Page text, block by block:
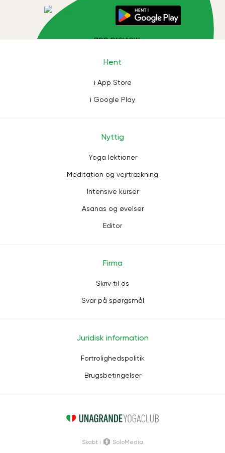
Hent
i App Store
i Google Play
Nyttig
Yoga lektioner
Meditation og vejrtrækning
Intensive kurser
Asanas og øvelser
Editor
Firma
Skriv til os
Svar på spørgsmål
Juridisk information
Fortrolighedspolitik
Brugsbetingelser
Skabt i SoloMedia